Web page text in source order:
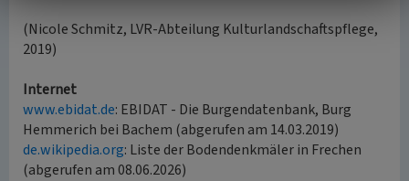
(Nicole Schmitz, LVR-Abteilung Kulturlandschaftspflege,
2019)
Internet
www.ebidat.de: EBIDAT - Die Burgendatenbank, Burg
Hemmerich bei Bachem (abgerufen am 14.03.2019)
de.wikipedia.org: Liste der Bodendenkmäler in Frechen
(abgerufen am 08.06.2026)